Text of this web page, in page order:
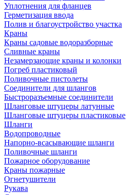
Уплотнения для фланцев
Герметизация ввода
Полив и благоустройство участка
Краны
Краны садовые водоразборные
Сливные краны
Незамерзающие краны и колонки
Погреб пластиковый
Поливочные пистолеты
Соединители для шлангов
Быстроразъемные соединители
Шланговые штуцеры латунные
Шланговые штуцеры пластиковые
Шланги
Водопроводные
Напорно-всасывающие шланги
Поливочные шланги
Пожарное оборудование
Краны пожарные
Огнетушители
Рукава